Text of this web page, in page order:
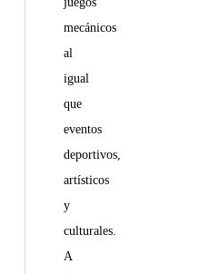
mecánicos
al
igual
que
eventos
deportivos,
artísticos
y
culturales.
A